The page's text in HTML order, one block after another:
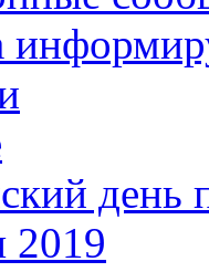
день
2019